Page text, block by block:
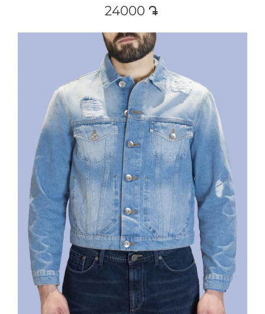
24000 դր․